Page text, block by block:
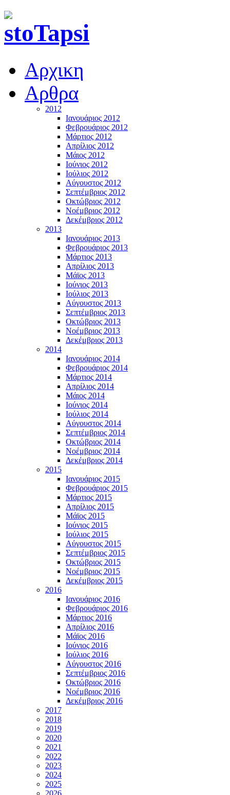
Αρχικη
Αρθρα
2012
Ιανουάριος 2012
Φεβρουάριος 2012
Μάρτιος 2012
Απρίλιος 2012
Μάιος 2012
Ιούνιος 2012
Ιούλιος 2012
Αύγουστος 2012
Σεπτέμβριος 2012
Οκτώβριος 2012
Νοέμβριος 2012
Δεκέμβριος 2012
2013
Ιανουάριος 2013
Φεβρουάριος 2013
Μάρτιος 2013
Απρίλιος 2013
Μάϊος 2013
Ιούνιος 2013
Ιούλιος 2013
Αύγουστος 2013
Σεπτέμβριος 2013
Οκτώβριος 2013
Νοέμβριος 2013
Δεκέμβριος 2013
2014
Ιανουάριος 2014
Φεβρουάριος 2014
Μάρτιος 2014
Απρίλιος 2014
Μάιος 2014
Ιούνιος 2014
Ιούλιος 2014
Αύγουστος 2014
Σεπτέμβριος 2014
Οκτώβριος 2014
Νοέμβριος 2014
Δεκέμβριος 2014
2015
Ιανουάριος 2015
Φεβρουάριος 2015
Μάρτιος 2015
Απρίλιος 2015
Μάϊος 2015
Ιούνιος 2015
Ιούλιος 2015
Αύγουστος 2015
Σεπτέμβριος 2015
Οκτώβριος 2015
Νοέμβριος 2015
Δεκέμβριος 2015
2016
Ιανουάριος 2016
Φεβρουάριος 2016
Μάρτιος 2016
Απρίλιος 2016
Μάϊος 2016
Ιούνιος 2016
Ιούλιος 2016
Αύγουστος 2016
Σεπτέμβριος 2016
Οκτώβριος 2016
Νοέμβριος 2016
Δεκέμβριος 2016
2017
2018
2019
2020
2021
2022
2023
2024
2025
2026